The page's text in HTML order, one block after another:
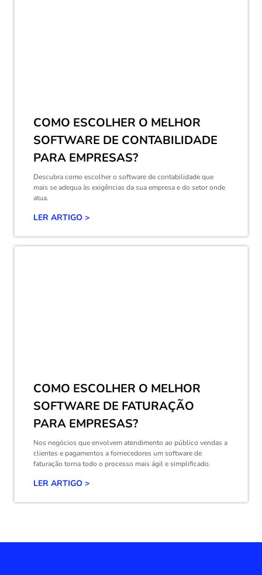
COMO ESCOLHER O MELHOR
SOFTWARE DE CONTABILIDADE
PARA EMPRESAS?
Descubra como escolher o software de contabilidade que
mais se adequa às exigências da sua empresa e do setor onde
atua.
LER ARTIGO >
COMO ESCOLHER O MELHOR
SOFTWARE DE FATURAÇÃO
PARA EMPRESAS?
Nos negócios que envolvem atendimento ao público vendas a
clientes e pagamentos a fornecedores um software de
faturação torna todo o processo mais ágil e simplificado.
LER ARTIGO >